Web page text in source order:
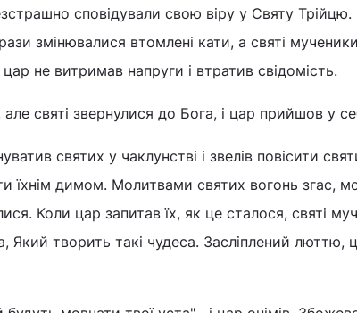
сповідували свою віру у Святу
змінювалися втомлені кати, а святі
цар не витримав напруги і втратив свідомість.
святі звернулися до Бога, і цар прийшов у
святих у чаклунстві і звелів повісити
їхнім димом. Молитвами святих вогонь згас,
Коли цар запитав їх, як це сталося, святі
Який творить такі чудеса. Засліплений люттю,